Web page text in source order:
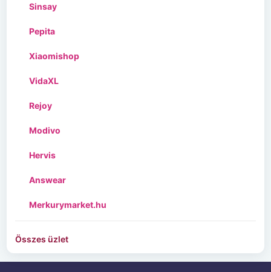
Sinsay
Pepita
Xiaomishop
VidaXL
Rejoy
Modivo
Hervis
Answear
Merkurymarket.hu
Összes üzlet